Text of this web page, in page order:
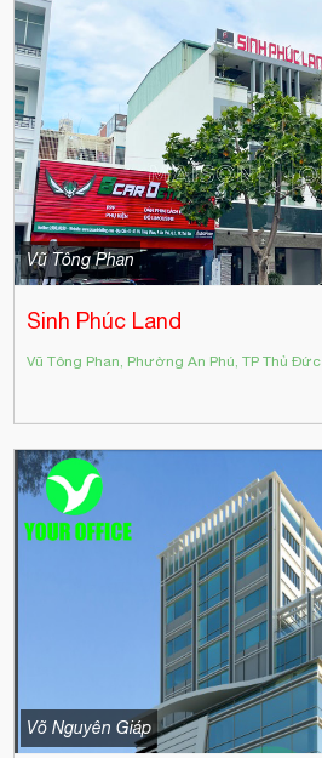
Vũ Tông Phan
Sinh Phúc Land
Vũ Tông Phan, Phường An Phú, TP Thủ Đức
Võ Nguyên Giáp